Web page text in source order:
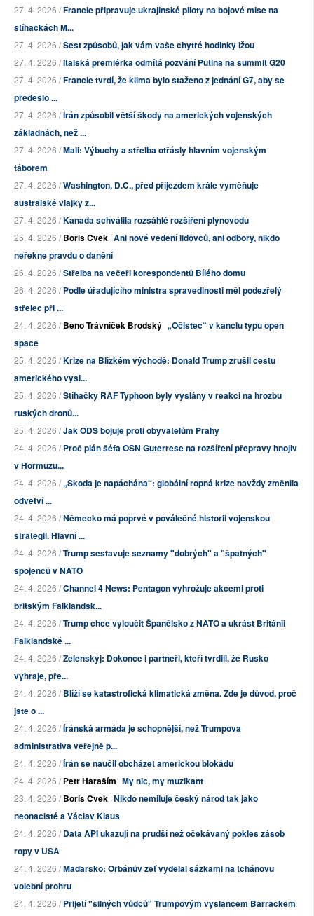
27. 4. 2026 /Francie připravuje ukrajinské piloty na bojové mise na
stíhačkách M...
27. 4. 2026 /Šest způsobů, jak vám vaše chytré hodinky lžou
27. 4. 2026 /Italská premiérka odmítá pozvání Putina na summit G20
27. 4. 2026 /Francie tvrdí, že klima bylo staženo z jednání G7, aby se
předešlo ...
27. 4. 2026 /Írán způsobil větší škody na amerických vojenských
základnách, než ...
27. 4. 2026 /Mali: Výbuchy a střelba otřásly hlavním vojenským
táborem
27. 4. 2026 /Washington, D.C., před příjezdem krále vyměňuje
australské vlajky z...
27. 4. 2026 /Kanada schválila rozsáhlé rozšíření plynovodu
25. 4. 2026 /Boris Cvek Ani nové vedení lidovců, ani odbory, nikdo
neřekne pravdu o danění
26. 4. 2026 /Střelba na večeři korespondentů Bílého domu
26. 4. 2026 /Podle úřadujícího ministra spravedlnosti měl podezřelý
střelec při ...
24. 4. 2026 /Beno Trávníček Brodský „Očistec“ v kanclu typu open
space
25. 4. 2026 /Krize na Blízkém východě: Donald Trump zrušil cestu
amerického vysl...
25. 4. 2026 /Stíhačky RAF Typhoon byly vyslány v reakci na hrozbu
ruských dronů...
25. 4. 2026 /Jak ODS bojuje proti obyvatelům Prahy
24. 4. 2026 /Proč plán šéfa OSN Guterrese na rozšíření přepravy hnojiv
v Hormuzu...
24. 4. 2026 /„Škoda je napáchána“: globální ropná krize navždy změnila
odvětví ...
24. 4. 2026 /Německo má poprvé v poválečné historii vojenskou
strategii. Hlavní ...
24. 4. 2026 /Trump sestavuje seznamy "dobrých" a "špatných"
spojenců v NATO
24. 4. 2026 /Channel 4 News: Pentagon vyhrožuje akcemi proti
britským Falklandsk...
24. 4. 2026 /Trump chce vyloučit Španělsko z NATO a ukrást Británii
Falklandské ...
24. 4. 2026 /Zelenskyj: Dokonce i partneři, kteří tvrdili, že Rusko
vyhraje, pře...
24. 4. 2026 /Blíží se katastrofická klimatická změna. Zde je důvod, proč
jste o ...
24. 4. 2026 /Íránská armáda je schopnější, než Trumpova
administrativa veřejně p...
24. 4. 2026 /Írán se naučil obcházet americkou blokádu
24. 4. 2026 /Petr Haraším My nic, my muzikant
23. 4. 2026 /Boris Cvek Nikdo nemiluje český národ tak jako
neonacisté a Václav Klaus
24. 4. 2026 /Data API ukazují na prudší než očekávaný pokles zásob
ropy v USA
24. 4. 2026 /Maďarsko: Orbánův zeť vydělal sázkami na tchánovu
volební prohru
24. 4. 2026 /Přijetí "silných vůdců" Trumpovým vyslancem Barrackem